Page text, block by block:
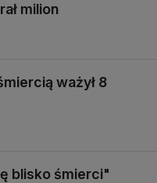
milion
ważył 8
blisko śmierci"